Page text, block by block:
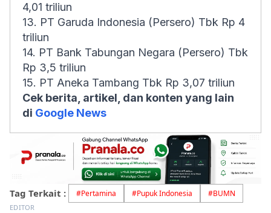
4,01 triliun
13. PT Garuda Indonesia (Persero) Tbk Rp 4
triliun
14. PT Bank Tabungan Negara (Persero) Tbk
Rp 3,5 triliun
15. PT Aneka Tambang Tbk Rp 3,07 triliun
Cek berita, artikel, dan konten yang lain
di Google News
Tag Terkait : #Pertamina #Pupuk Indonesia #BUMN
EDITOR